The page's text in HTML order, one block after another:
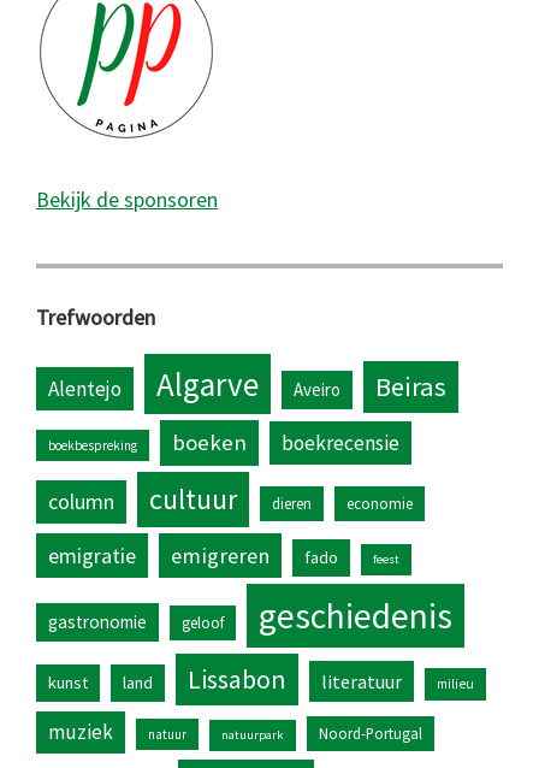
Bekijk de sponsoren
Trefwoorden
Alentejo Algarve Aveiro Beiras
boekbespreking boeken boekrecensie
column cultuur dieren economie
emigratie emigreren fado feest
gastronomie geloof geschiedenis
kunst land Lissabon literatuur milieu
muziek natuur natuurpark Noord-Portugal